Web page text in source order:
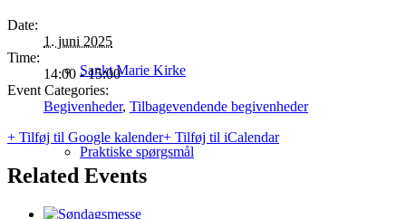
Sankt Marie Kirke
Praktiske spørgsmål
Date:
1. juni 2025
Time:
14:00 - 15:00
Event Categories:
Begivenheder, Tilbagevendende begivenheder
+ Tilføj til Google kalender+ Tilføj til iCalendar
Related Events